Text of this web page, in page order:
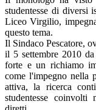
studentesse di diversi
Liceo Virgilio,
questo tema.
Il Sindaco Pescatore,
il 5 settembre 2010
forte e un richiamo
come l'impegno nella
attiva, la ricerca
studentesse